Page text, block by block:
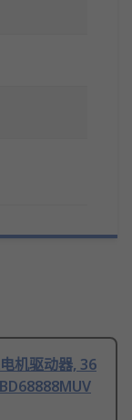
机驱动器, 36